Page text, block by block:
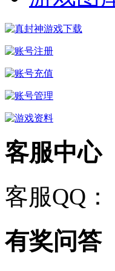
客服中心
客服QQ：
有奖问答